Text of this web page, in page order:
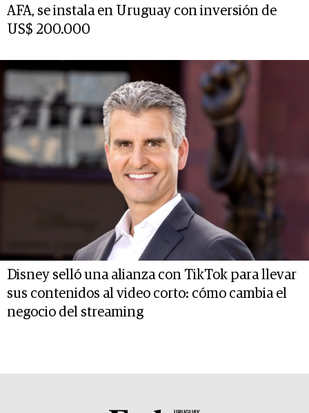
AFA, se instala en Uruguay con inversión de
US$ 200.000
Disney selló una alianza con TikTok para llevar
sus contenidos al video corto: cómo cambia el
negocio del streaming